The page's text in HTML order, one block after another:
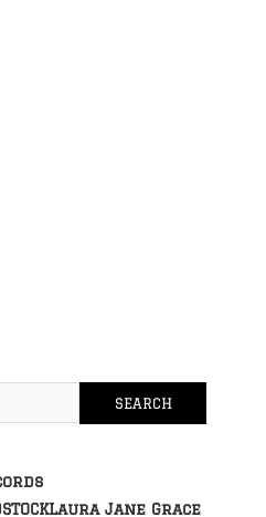
Laura Jane Grace